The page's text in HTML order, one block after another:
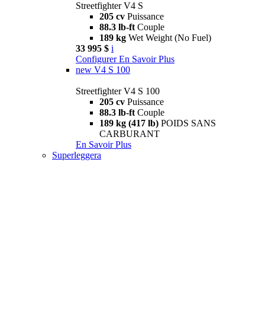
Streetfighter V4 S
205 cv Puissance
88.3 lb-ft Couple
189 kg Wet Weight (No Fuel)
33 995 $ i
Configurer En Savoir Plus
new V4 S 100
Streetfighter V4 S 100
205 cv Puissance
88.3 lb-ft Couple
189 kg (417 lb) POIDS SANS
CARBURANT
En Savoir Plus
Superleggera